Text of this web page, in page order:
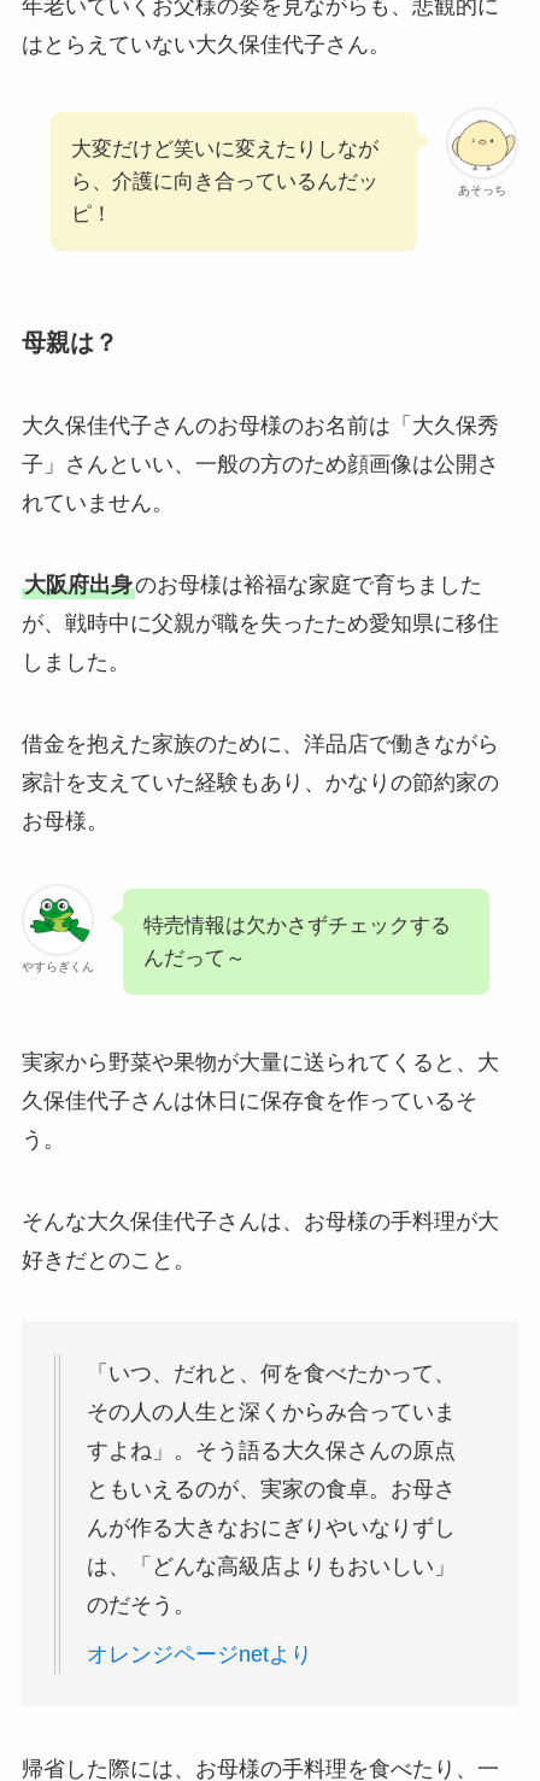
年老いていくお父様の姿を見ながらも、悲観的に
はとらえていない大久保佳代子さん。
あそっち
大変だけど笑いに変えたりしなが
ら、介護に向き合っているんだッ
ピ！
母親は？
大久保佳代子さんのお母様のお名前は「大久保秀
子」さんといい、一般の方のため顔画像は公開さ
れていません。
大阪府出身のお母様は裕福な家庭で育ちました
が、戦時中に父親が職を失ったため愛知県に移住
しました。
借金を抱えた家族のために、洋品店で働きながら
家計を支えていた経験もあり、かなりの節約家の
お母様。
やすらぎくん
特売情報は欠かさずチェックする
んだって～
実家から野菜や果物が大量に送られてくると、大
久保佳代子さんは休日に保存食を作っているそ
う。
そんな大久保佳代子さんは、お母様の手料理が大
好きだとのこと。
「いつ、だれと、何を食べたかって、
その人の人生と深くからみ合っていま
すよね」。そう語る大久保さんの原点
ともいえるのが、実家の食卓。お母さ
んが作る大きなおにぎりやいなりずし
は、「どんな高級店よりもおいしい」
のだそう。
オレンジページnetより
帰省した際には、お母様の手料理を食べたり、一